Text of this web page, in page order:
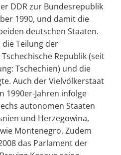
DDR zur Bundesrepublik
1990, und damit die
deutschen Staaten.
Teilung der
Republik (seit
Tschechien) und die
Auch der Vielvölkerstaat
1990er-Jahren infolge
autonomen Staaten
und Herzegowina,
Montenegro. Zudem
das Parlament der